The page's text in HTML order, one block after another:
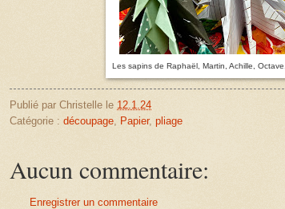
Les sapins de Raphaël, Martin, Achille,
Publié par Christelle le 12.1.24
Catégorie : découpage, Papier, pliage
Aucun commentaire:
Enregistrer un commentaire